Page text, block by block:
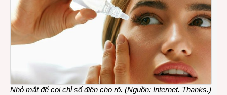
Nhỏ mắt để coi chỉ số điện cho rõ. (Nguồn: Internet. Thanks.)